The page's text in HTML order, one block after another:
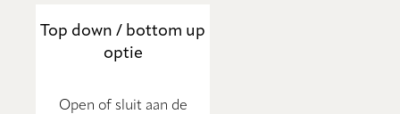
Top down / bottom up
optie
Open of sluit aan de